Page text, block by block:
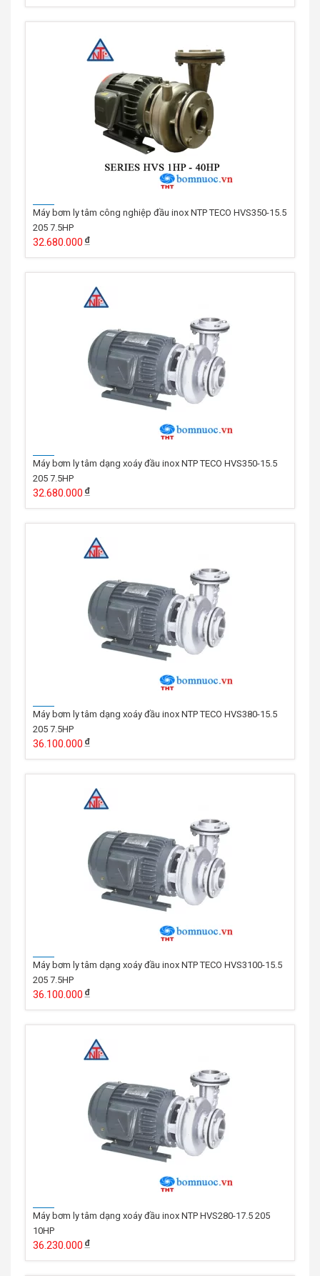
Máy bơm ly tâm công nghiệp đầu inox NTP TECO HVS350-15.5
205 7.5HP
32.680.000
Máy bơm ly tâm dạng xoáy đầu inox NTP TECO HVS350-15.5
205 7.5HP
32.680.000
Máy bơm ly tâm dạng xoáy đầu inox NTP TECO HVS380-15.5
205 7.5HP
36.100.000
Máy bơm ly tâm dạng xoáy đầu inox NTP TECO HVS3100-15.5
205 7.5HP
36.100.000
Máy bơm ly tâm dạng xoáy đầu inox NTP HVS280-17.5 205
10HP
36.230.000